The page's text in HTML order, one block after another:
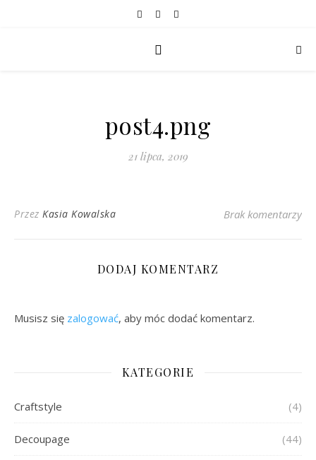
post4.png
21 lipca, 2019
Przez Kasia Kowalska Brak komentarzy
DODAJ KOMENTARZ
Musisz się zalogować, aby móc dodać komentarz.
KATEGORIE
Craftstyle (4)
Decoupage (44)